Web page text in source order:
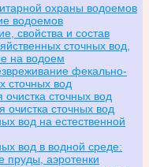
охраны водоемов
водоемов
свойства и состав
сточных вод,
на водоем
фекально-
сточных вод
очистка сточных вод
очистка сточных вод
вод на естественной
вод в водной среде:
пруды, аэротенки